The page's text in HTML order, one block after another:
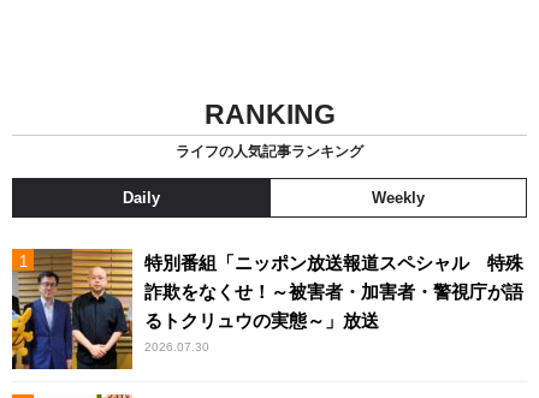
RANKING
ライフの人気記事ランキング
Daily Weekly
特別番組「ニッポン放送報道スペシャル 特殊
詐欺をなくせ！～被害者・加害者・警視庁が語
るトクリュウの実態～」放送
2026.07.30